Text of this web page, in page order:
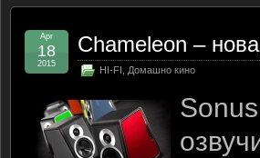
Chameleon –
HI-FI Домашно кино
Apr
18
2015